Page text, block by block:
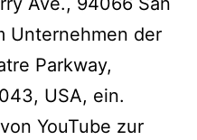
Unternehmen der
Parkway,
USA, ein.
YouTube zur